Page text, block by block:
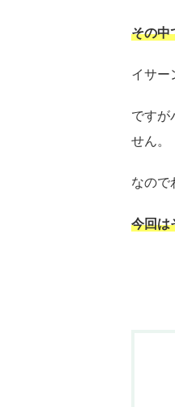
その中
イサー
ですが
せん。
なので
今回は